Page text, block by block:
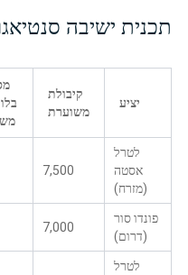
תכנית ישיבה
יציע
קיבולת
משוערת
לטרל
אסטה
(מזרח)
7,500
פונדו סור
(דרום)
7,000
לטרל